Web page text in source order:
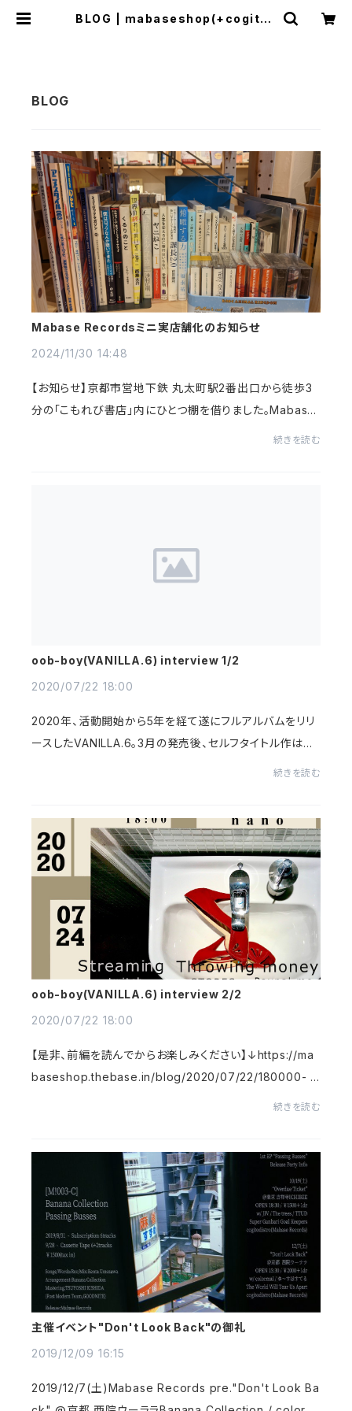
BLOG | mabaseshop(+cogitod
Mabase Recordsミニ実店舗化のお知らせ
2024/11/30 14:48
【お知らせ】京都市営地下鉄 丸太町駅2番出口から徒歩3
分の「こもれび書店」内にひとつ棚を借りました。Mabase
続きを読む
oob-boy(VANILLA.6) interview 1/2
2020/07/22 18:00
2020年、活動開始から5年を経て遂にフルアルバムをリリ
ースしたVANILLA.6。3月の発売後、セルフタイトル作はそ
続きを読む
oob-boy(VANILLA.6) interview 2/2
2020/07/22 18:00
【是非、前編を読んでからお楽しみください】↓https://ma
baseshop.thebase.in/blog/2020/07/22/180000- -
続きを読む
主催イベント"Don't Look Back"の御礼
2019/12/09 16:15
2019/12/7(土)Mabase Records pre."Don't Look Ba